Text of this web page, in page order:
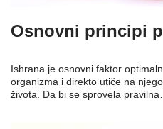
Osnovni principi
Ishrana je osnovni faktor
organizma i direkto utiče na
života. Da bi se sprovela